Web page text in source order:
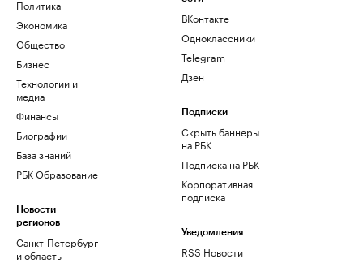
Политика
Экономика
Общество
Бизнес
Технологии и
медиа
Финансы
Биографии
База знаний
РБК Образование
Новости
регионов
Санкт-Петербург
и область
ВКонтакте
Одноклассники
Telegram
Дзен
Подписки
Скрыть баннеры
на РБК
Подписка на РБК
Корпоративная
подписка
Уведомления
RSS Новости